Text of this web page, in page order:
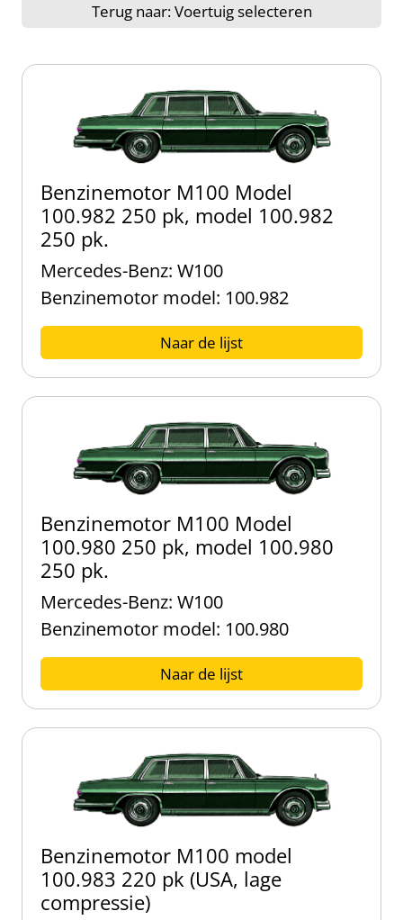
Terug naar: Voertuig selecteren
Benzinemotor M100 Model
100.982 250 pk, model 100.982
250 pk.
Mercedes-Benz: W100
Benzinemotor model: 100.982
Naar de lijst
Benzinemotor M100 Model
100.980 250 pk, model 100.980
250 pk.
Mercedes-Benz: W100
Benzinemotor model: 100.980
Naar de lijst
Benzinemotor M100 model
100.983 220 pk (USA, lage
compressie)